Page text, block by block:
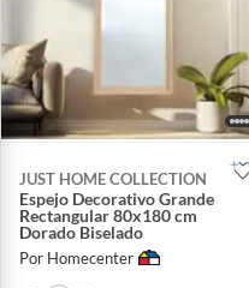
JUST HOME COLLECTION
Espejo Decorativo Grande
Rectangular 80x180 cm
Dorado Biselado
Por Homecenter